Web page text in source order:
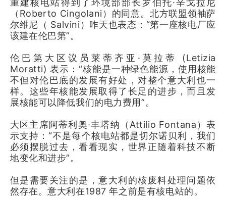
重建核电站得到了环境部部长罗伯托·辛戈拉尼
（Roberto Cingolani）的同意。北方联盟领袖萨
尔维尼（ Salvini）昨天也表态：“第一座核电厂应
该建在伦巴第”。
伦巴第大区议员莱蒂齐亚·莫拉蒂 (Letizia
Moratti) 表示：“核能是一种绿色能源，使用核能
不但对伦巴底的发展有好处，对整个意大利也一
样。这些年核能发展取得了长足的进步，而且发
展核能可以降低我们的电力费用”。
大区主席阿蒂利奥·丰塔纳（Attilio Fontana）表
示支持：“不是每个核电站都是切尔诺贝利，我们
必须摆脱过去，看看现实，世界正随着科技不断
地变化和进步”。
但是需要关注的是，意大利的核废料处理问题依
然存在。意大利在1987 年之前是有核电站的。